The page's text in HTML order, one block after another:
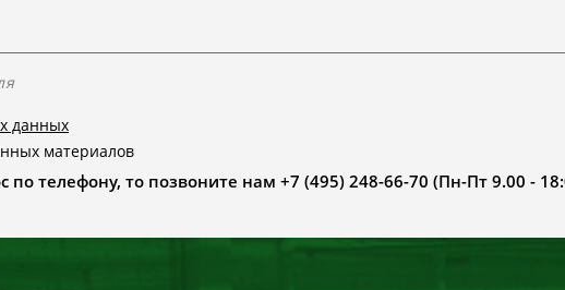
данных
материалов
по телефону, то позвоните нам +7 (495) 248-66-70 (Пн-Пт 9.00 -